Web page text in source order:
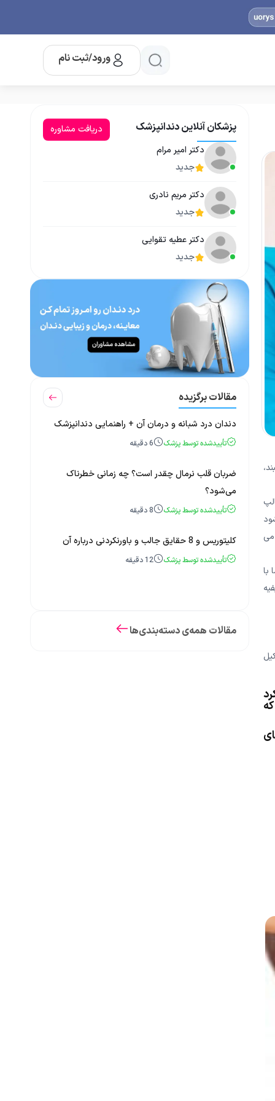
ورود/ثبت نام
می
با
پزشکان آنلاین دندانپزشک
دریافت مشاوره
دکتر امیر مرام
جدید
دکتر مریم نادری
جدید
دکتر عطیه تقوایی
جدید
مقالات برگزیده
دندان درد شبانه و درمان آن + راهنمایی دندانپزشک
تأییدشده توسط پزشک 6دقیقه
ضربان قلب نرمال چقدر است؟ چه زمانی خطرناک
می‌شود؟
تأییدشده توسط پزشک 8دقیقه
کلیتوریس و 8 حقایق جالب و باورنکردنی درباره آن
تأییدشده توسط پزشک 12دقیقه
مقالات همه‌ی دسته‌بندی‌ها